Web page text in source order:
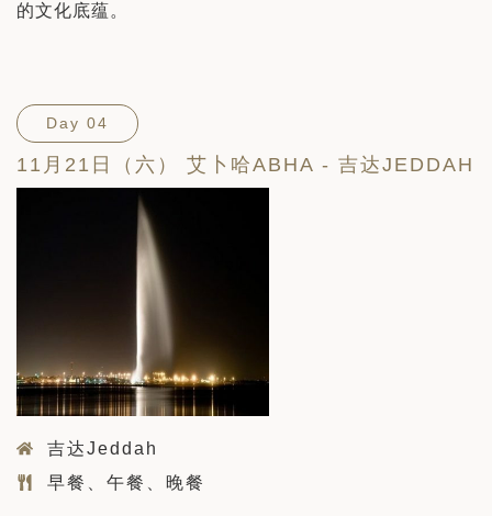
的文化底蕴。
Day 04
11月21日（六） 艾卜哈ABHA - 吉达JEDDAH
吉达Jeddah
早餐、午餐、晚餐